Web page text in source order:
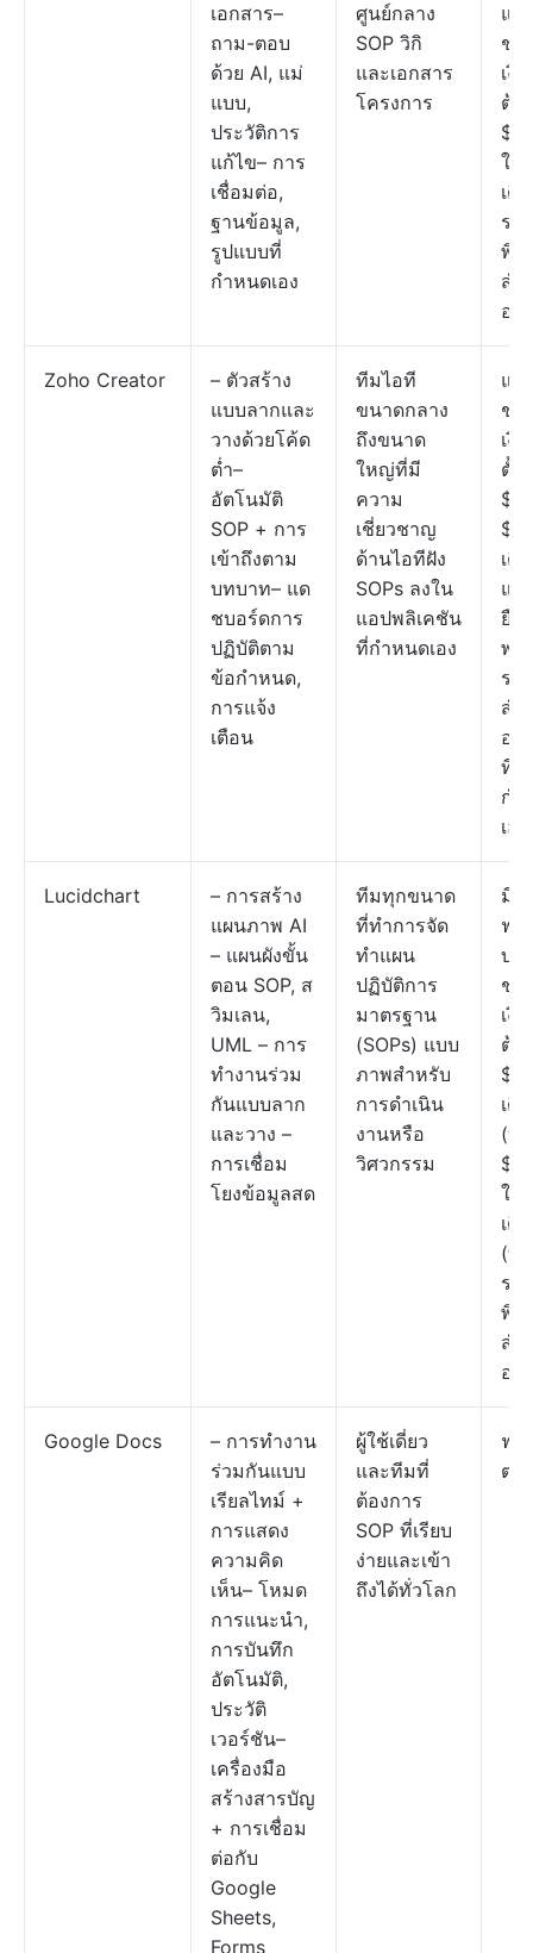
เอกสาร–
ถาม-ตอบ
ด้วย AI, แม่
แบบ,
ประวัติการ
แก้ไข– การ
เชื่อมต่อ,
ฐานข้อมูล,
รูปแบบที่
กำหนดเอง
ศูนย์กลาง
SOP วิกิ
และเอกสาร
โครงการ
แผ
ชำ
เงิ
ต้น
ใช้/
เดื
รา
พิเ
สำ
อง
Zoho Creator
– ตัวสร้าง
แบบลากและ
วางด้วยโค้ด
ต่ำ–
อัตโนมัติ
SOP + การ
เข้าถึงตาม
บทบาท– แด
ชบอร์ดการ
ปฏิบัติตาม
ข้อกำหนด,
การแจ้ง
เตือน
ทีมไอที
ขนาดกลาง
ถึงขนาด
ใหญ่ที่มี
ความ
เชี่ยวชาญ
ด้านไอทีฝัง
SOPs ลงใน
แอปพลิเคชัน
ที่กำหนดเอง
แผ
ชำ
เงิน
ตั้ง
เดื
แผ
ยืด
พร้
รา
สำ
อง
ที่
กำ
เอง
Lucidchart
– การสร้าง
แผนภาพ AI
– แผนผังขั้น
ตอน SOP, ส
วิมเลน,
UML – การ
ทำงานร่วม
กันแบบลาก
และวาง –
การเชื่อม
โยงข้อมูลสด
ทีมทุกขนาด
ที่ทำการจัด
ทำแผน
ปฏิบัติการ
มาตรฐาน
(SOPs) แบบ
ภาพสำหรับ
การดำเนิน
งานหรือ
วิศวกรรม
มีแ
ฟรี
บริ
ชำ
เงิ
ต้น
$9/
เดื
(บุ
ใช้/
เดื
(ที
รา
พิเ
สำ
อง
Google Docs
– การทำงาน
ร่วมกันแบบ
เรียลไทม์ +
การแสดง
ความคิด
เห็น– โหมด
การแนะนำ,
การบันทึก
อัตโนมัติ,
ประวัติ
เวอร์ชัน–
เครื่องมือ
สร้างสารบัญ
+ การเชื่อม
ต่อกับ
Google
Sheets,
Forms
ผู้ใช้เดี่ยว
และทีมที่
ต้องการ
SOP ที่เรียบ
ง่ายและเข้า
ถึงได้ทั่วโลก
ฟรี
ตล